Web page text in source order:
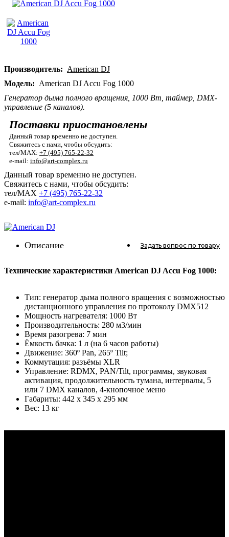
Производитель: American DJ
Модель: American DJ Accu Fog 1000
Генератор дыма полного вращения, 1000 Вт, таймер, DMX-
управление (5 каналов).
Поставки приостановлены
Данный товар временно не доступен.
Свяжитесь с нами, чтобы обсудить:
тел/MAX: +7 (495) 765-22-32
e-mail: info@art-complex.ru
Данный товар временно не доступен.
Свяжитесь с нами, чтобы обсудить:
тел/MAX +7 (495) 765-22-32
e-mail: info@art-complex.ru
Описание Задать вопрос по товару
Технические характеристики American DJ Accu Fog 1000:
Тип: генератор дыма полного вращения с возможностью
дистанционного управления по протоколу DMX512
Мощность нагревателя: 1000 Вт
Производительность: 280 м3/мин
Время разогрева: 7 мин
Ёмкость бачка: 1 л (на 6 часов работы)
Движение: 360º Pan, 265º Tilt;
Коммутация: разъёмы XLR
Управление: RDMX, PAN/Tilt, программы, звуковая
активация, продолжительность тумана, интервалы, 5
или 7 DMX каналов, 4-кнопочное меню
Габариты: 442 x 345 x 295 мм
Вес: 13 кг